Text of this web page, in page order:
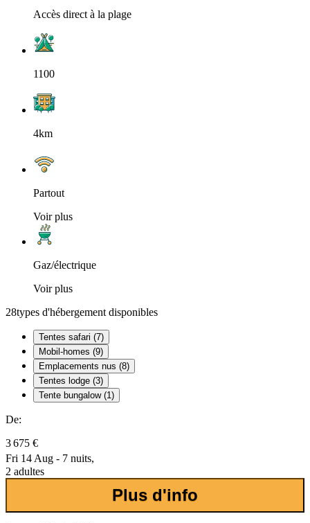
Accès direct à la plage
1100
4km
Partout
Voir plus
Gaz/électrique
Voir plus
28types d'hébergement disponibles
Tentes safari (7)
Mobil-homes (9)
Emplacements nus (8)
Tentes lodge (3)
Tente bungalow (1)
De:
3 675 €
Fri 14 Aug - 7 nuits,
2 adultes
Plus d'info